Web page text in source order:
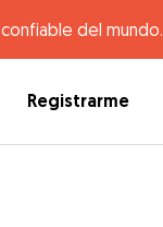
del mundo.
Registrarme